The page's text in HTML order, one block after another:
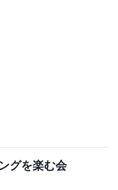
グを楽む会